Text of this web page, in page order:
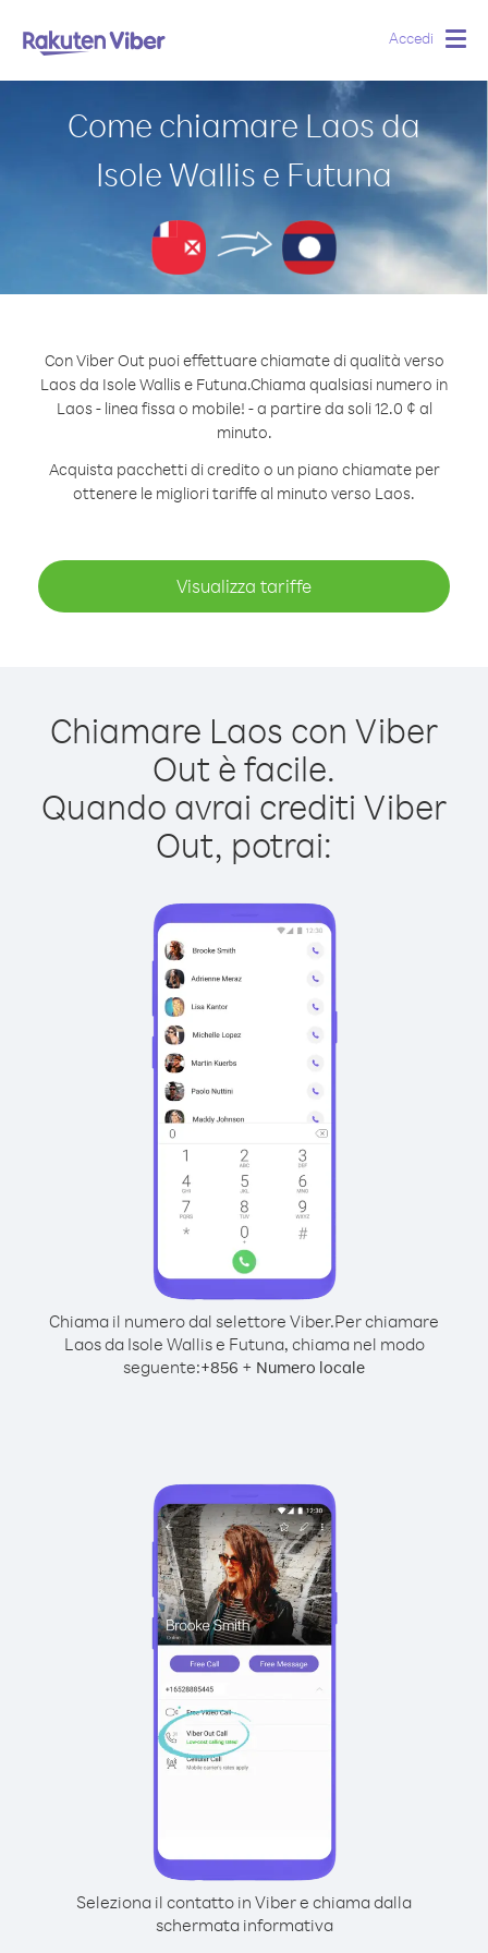
Accedi
Come chiamare Laos da
Isole Wallis e Futuna
Con Viber Out puoi effettuare chiamate di qualità verso
Laos da Isole Wallis e Futuna.Chiama qualsiasi numero in
Laos - linea fissa o mobile! - a partire da soli 12.0 ¢ al
minuto.
Acquista pacchetti di credito o un piano chiamate per
ottenere le migliori tariffe al minuto verso Laos.
Visualizza tariffe
Chiamare Laos con Viber
Out è facile.
Quando avrai crediti Viber
Out, potrai:
Chiama il numero dal selettore Viber.Per chiamare
Laos da Isole Wallis e Futuna, chiama nel modo
seguente:+856 + Numero locale
Seleziona il contatto in Viber e chiama dalla
schermata informativa